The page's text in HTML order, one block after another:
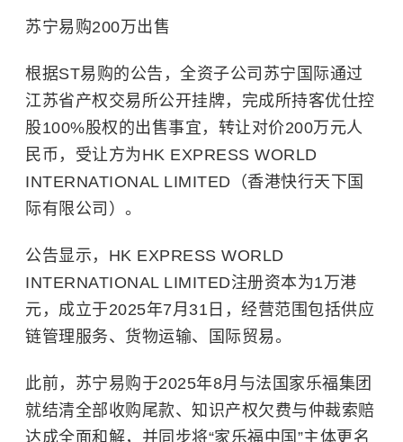
苏宁易购200万出售
根据ST易购的公告，全资子公司苏宁国际通过
江苏省产权交易所公开挂牌，完成所持客优仕控
股100%股权的出售事宜，转让对价200万元人
民币，受让方为HK EXPRESS WORLD
INTERNATIONAL LIMITED（香港快行天下国
际有限公司）。
公告显示，HK EXPRESS WORLD
INTERNATIONAL LIMITED注册资本为1万港
元，成立于2025年7月31日，经营范围包括供应
链管理服务、货物运输、国际贸易。
此前，苏宁易购于2025年8月与法国家乐福集团
就结清全部收购尾款、知识产权欠费与仲裁索赔
达成全面和解，并同步将“家乐福中国”主体更名